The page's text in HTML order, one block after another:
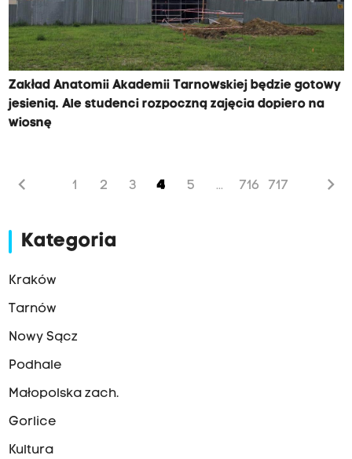
Zakład Anatomii Akademii Tarnowskiej będzie gotowy
jesienią. Ale studenci rozpoczną zajęcia dopiero na
wiosnę
chevron_left 1 2 3 4 5 ... 716 717 chevron_right
Kategoria
Kraków
Tarnów
Nowy Sącz
Podhale
Małopolska zach.
Gorlice
Kultura